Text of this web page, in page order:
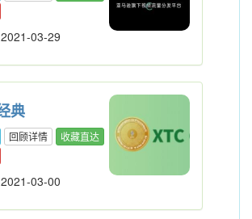
03-29
典
回顾详情
收藏直达
03-00